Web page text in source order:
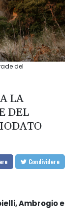
del
LA
DEL
Condividere
Ambrogio e